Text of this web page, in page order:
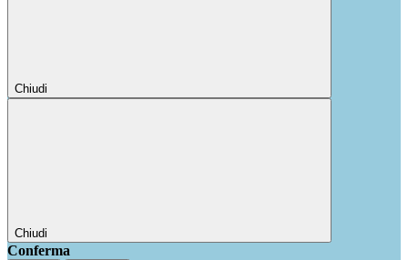
Chiudi
Chiudi
Conferma